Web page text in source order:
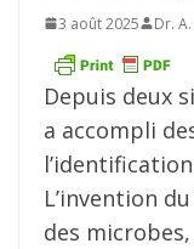
3 août 2025 Dr.
Depuis deux
a accompli
L’invention
des